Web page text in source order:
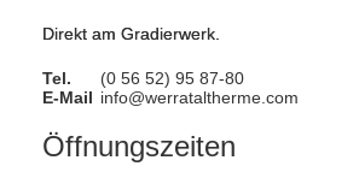
Direkt am Gradierwerk.
Tel.
(0 56 52) 95 87-80
E-Mail info@werrataltherme.com
Öffnungszeiten